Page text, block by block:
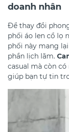
doanh nhân
Để thay đổi
phối áo len cổ lọ
phối này mang
phần lịch lãm.
casual mà còn
giúp bạn tự tin